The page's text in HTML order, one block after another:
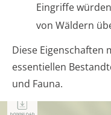
Eingriffe
von Wäldern
Diese Eigenschaften
essentiellen
und Fauna.